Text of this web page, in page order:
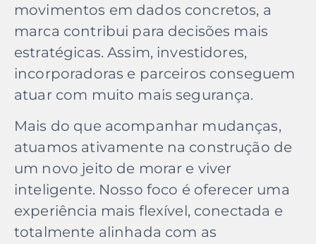
movimentos em dados concretos, a
marca contribui para decisões mais
estratégicas. Assim, investidores,
incorporadoras e parceiros conseguem
atuar com muito mais segurança.
Mais do que acompanhar mudanças,
atuamos ativamente na construção de
um novo jeito de morar e viver
inteligente. Nosso foco é oferecer uma
experiência mais flexível, conectada e
totalmente alinhada com as